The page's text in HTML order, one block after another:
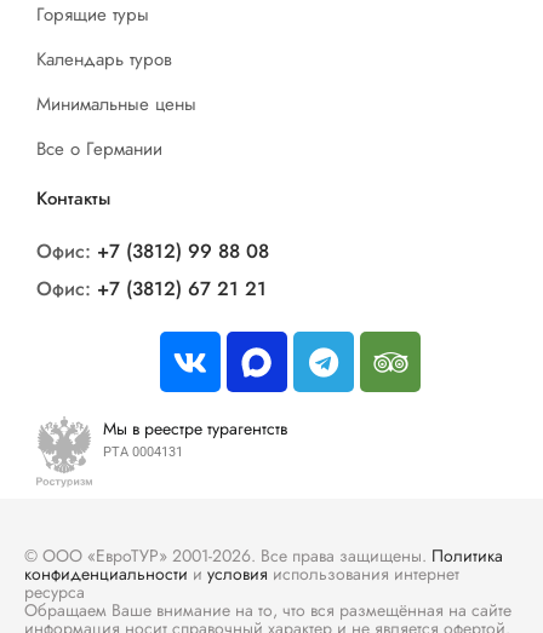
Горящие туры
Календарь туров
Минимальные цены
Все о Германии
Контакты
Офис: +7 (3812) 99 88 08
Офис: +7 (3812) 67 21 21
Мы в реестре турагентств
РТА 0004131
© ООО «ЕвроТУР» 2001-2026. Все права защищены. Политика
конфиденциальности и условия использования интернет
ресурса
Обращаем Ваше внимание на то, что вся размещённая на сайте